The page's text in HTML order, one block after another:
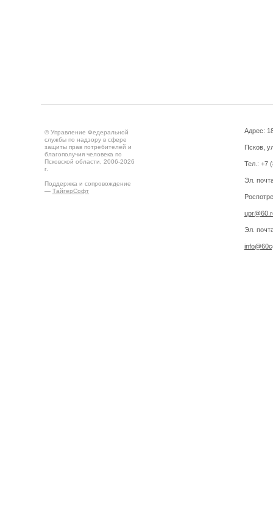
© Управление Федеральной
службы по надзору в сфере
защиты прав потребителей и
благополучия человека по
Псковской области, 2006-2026
г.
Поддержка и сопровождение
— ТайгерСофт
Адрес:
Псков,
Тел.: +7
Эл.
Эл.